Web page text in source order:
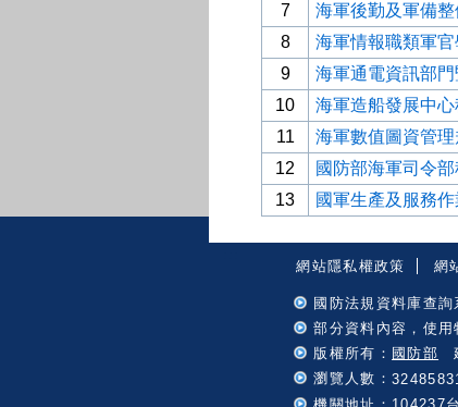
7
海軍後勤及軍備
8
海軍情報職類軍
9
海軍通電資訊部
10
海軍造船發展中
11
海軍數值圖資管理
12
國防部海軍司令
13
國軍生產及服務
網站隱私權政策 網
國防法規資料庫查
部分資料內容，使用
版權所有： 國防部
瀏覽人數：32485831